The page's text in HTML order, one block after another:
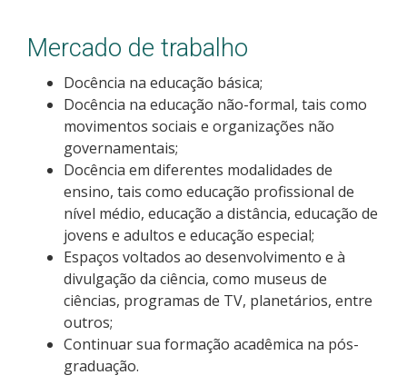
Como posso estudar no IFSC?
Calendário de inscrições
Processos Seletivos
Orientações para comprovação de cotas
Inscrições e acompanhamento
Orientações para Matrícula
Estatísticas dos Processos Seletivos
Mercado de trabalho
Docência na educação básica;
Docência na educação não-formal, tais como
movimentos sociais e organizações não
governamentais;
Docência em diferentes modalidades de
ensino, tais como educação profissional de
nível médio, educação a distância, educação de
jovens e adultos e educação especial;
Espaços voltados ao desenvolvimento e à
divulgação da ciência, como museus de
ciências, programas de TV, planetários, entre
outros;
Continuar sua formação acadêmica na pós-
graduação.